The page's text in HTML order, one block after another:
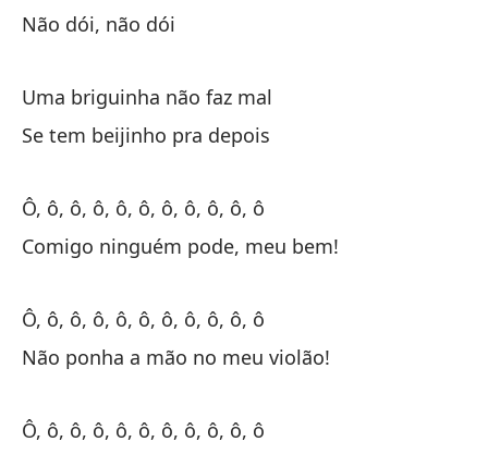
Não dói, não dói
Uma briguinha não faz mal
Se tem beijinho pra depois
Ô, ô, ô, ô, ô, ô, ô, ô, ô, ô, ô
Comigo ninguém pode, meu bem!
Ô, ô, ô, ô, ô, ô, ô, ô, ô, ô, ô
Não ponha a mão no meu violão!
Ô, ô, ô, ô, ô, ô, ô, ô, ô, ô, ô